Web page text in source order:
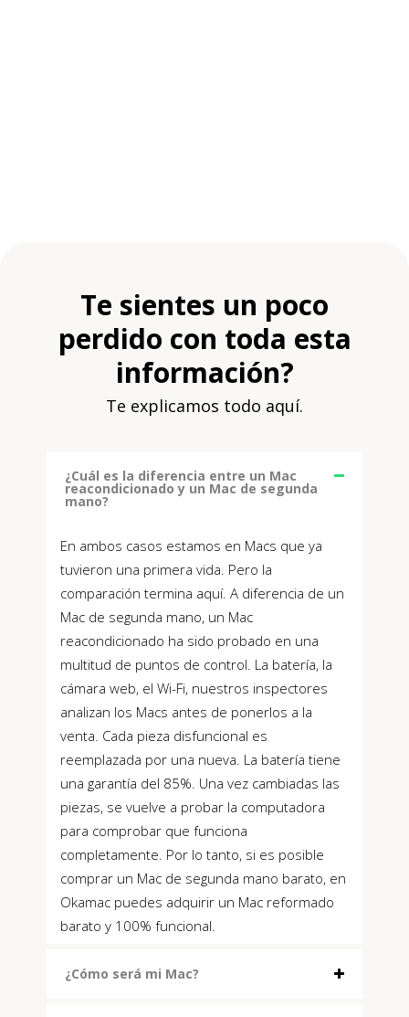
Te sientes un poco
perdido con toda esta
información?
Te explicamos todo aquí.
¿Cuál es la diferencia entre un Mac
reacondicionado y un Mac de segunda
mano?
En ambos casos estamos en Macs que ya
tuvieron una primera vida. Pero la
comparación termina aquí. A diferencia de un
Mac de segunda mano, un Mac
reacondicionado ha sido probado en una
multitud de puntos de control. La batería, la
cámara web, el Wi-Fi, nuestros inspectores
analizan los Macs antes de ponerlos a la
venta. Cada pieza disfuncional es
reemplazada por una nueva. La batería tiene
una garantía del 85%. Una vez cambiadas las
piezas, se vuelve a probar la computadora
para comprobar que funciona
completamente. Por lo tanto, si es posible
comprar un Mac de segunda mano barato, en
Okamac puedes adquirir un Mac reformado
barato y 100% funcional.
¿Cómo será mi Mac?